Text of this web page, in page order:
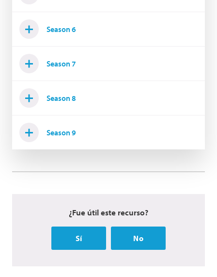
Season 6
Season 7
Season 8
Season 9
¿Fue útil este recurso?
Sí No